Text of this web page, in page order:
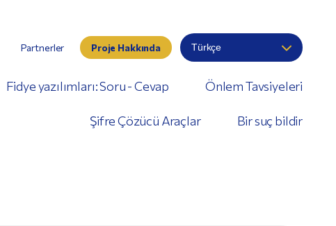
Fidye yazılımları: Soru - Cevap Önlem Tavsiyeleri
Şifre Çözücü Araçlar Bir suç bildir
Partnerler Proje Hakkında